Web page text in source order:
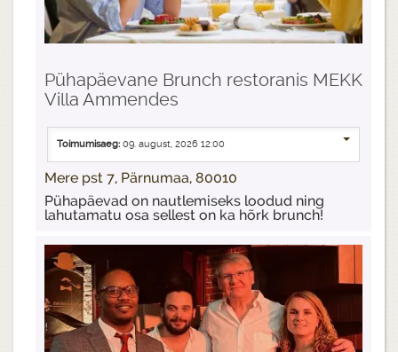
Pühapäevane Brunch restoranis MEKK
Villa Ammendes
Toimumisaeg: 09. august, 2026 12:00
Mere pst 7, Pärnumaa, 80010
Pühapäevad on nautlemiseks loodud ning
lahutamatu osa sellest on ka hõrk brunch!